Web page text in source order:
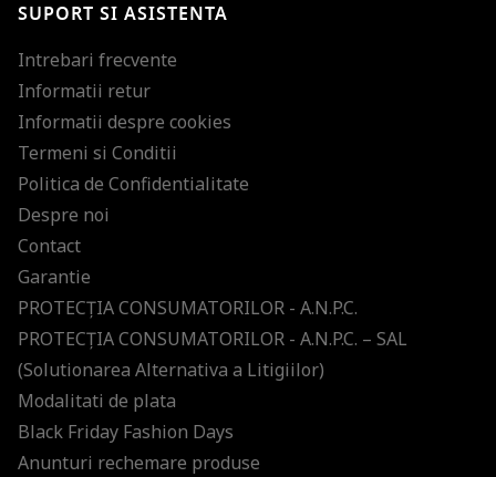
SUPORT SI ASISTENTA
Intrebari frecvente
Informatii retur
Informatii despre cookies
Termeni si Conditii
Politica de Confidentialitate
Despre noi
Contact
Garantie
PROTECŢIA CONSUMATORILOR - A.N.P.C.
PROTECŢIA CONSUMATORILOR - A.N.P.C. – SAL
(Solutionarea Alternativa a Litigiilor)
Modalitati de plata
Black Friday Fashion Days
Anunturi rechemare produse